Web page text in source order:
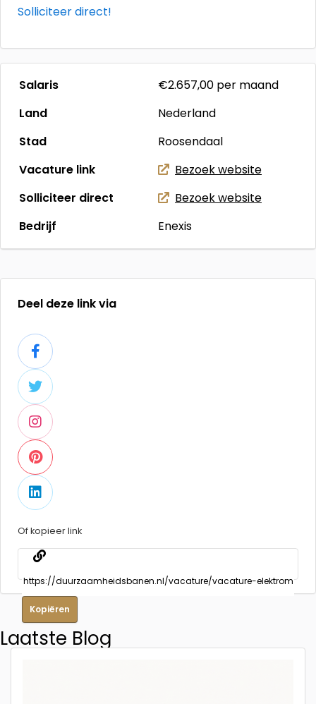
Solliciteer direct!
Salaris €2.657,00 per maand
Land
Nederland
Stad
Roosendaal
Vacature link
Bezoek website
Solliciteer direct
Bezoek website
Bedrijf
Enexis
Deel deze link via
Of kopieer link
Kopiëren
Laatste Blog